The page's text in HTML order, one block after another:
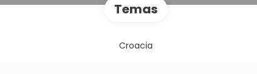
Temas
Croacia